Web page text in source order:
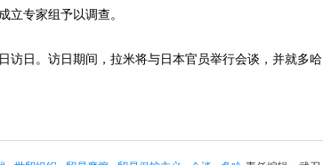
立专家组予以调查。
日。访日期间，拉米将与日本官员举行会谈，并就多哈